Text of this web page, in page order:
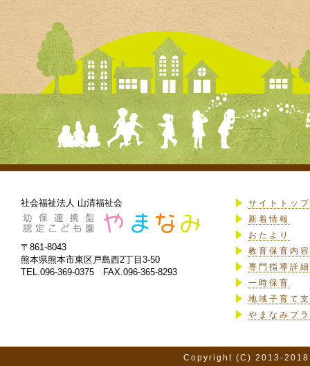
社会福祉法人 山清福祉会
〒861-8043
熊本県熊本市東区戸島西2丁目3-50
TEL.096-369-0375 FAX.096-365-8293
サイトトップ
新着情報
おたより
教育保育内
専門指導詳細
一時保育
地域子育て
やまなみプ
Copyright (C) 2013-